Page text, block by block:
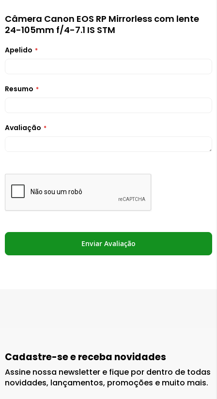
Câmera Canon EOS RP Mirrorless com lente
24-105mm f/4-7.1 IS STM
Apelido
Resumo
Avaliação
Enviar Avaliação
Cadastre-se e receba novidades
Assine nossa newsletter e fique por dentro de todas
novidades, lançamentos, promoções e muito mais.